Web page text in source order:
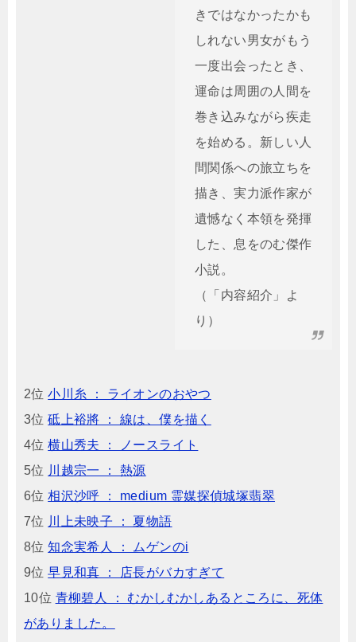
きではなかったかも
しれない男女がもう
一度出会ったとき、
運命は周囲の人間を
巻き込みながら疾走
を始める。新しい人
間関係への旅立ちを
描き、実力派作家が
遺憾なく本領を発揮
した、息をのむ傑作
小説。
（「内容紹介」よ
り）
2位小川糸 ： ライオンのおやつ
3位砥上裕將 ： 線は、僕を描く
4位横山秀夫 ： ノースライト
5位 川越宗一 ： 熱源
6位相沢沙呼 ： medium 霊媒探偵城塚翡翠
7位 川上未映子 ： 夏物語
8位知念実希人 ： ムゲンのi
9位早見和真 ： 店長がバカすぎて
10位 青柳碧人 ： むかしむかしあるところに、死体
がありました。